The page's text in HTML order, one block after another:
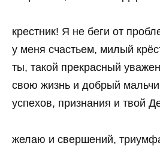
крестник! Я не беги от
у меня счастьем, милый
ты, такой прекрасный
свою жизнь и добрый
успехов, признания и твой
желаю и свершений,